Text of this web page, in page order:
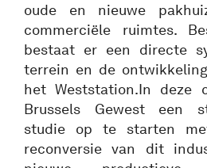
oude en nieuwe
commerciële ruimtes.
bestaat er een directe
terrein en de
het Weststation.In deze
Brussels Gewest een
studie op te starten
reconversie van dit